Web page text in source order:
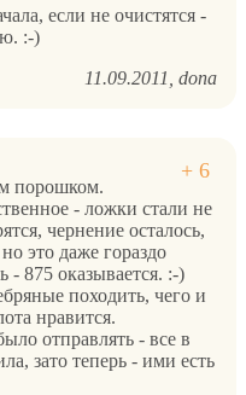
если не очистятся -
:-)
11.09.2011 dona
порошком.
- ложки стали не
чернение осталось,
это даже гораздо
875 оказывается. :-)
походить, чего и
нравится.
отправлять - все в
зато теперь - ими есть